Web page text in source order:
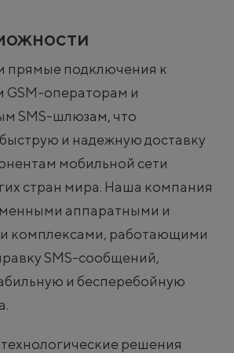
прямые подключения к
GSM-операторам и
SMS-шлюзам, что
и надежную доставку
мобильной сети
стран мира. Наша компания
аппаратными и
комплексами, работающими
SMS-сообщений,
и бесперебойную
решения